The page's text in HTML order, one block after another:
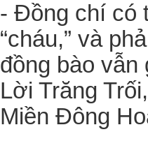
- Đồng chí có
“cháu,” và
đồng bào
Lời Trăng
Miền Đông